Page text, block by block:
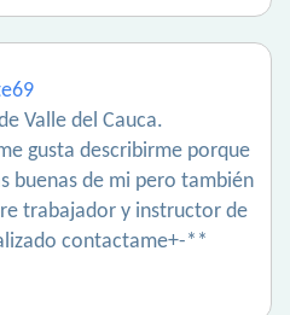
Valle del Cauca.
gusta describirme porque
buenas de mi pero también
trabajador y instructor de
contactame+-**